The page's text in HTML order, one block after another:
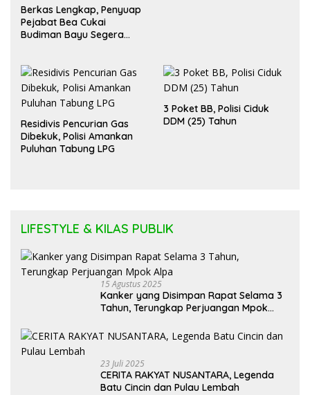
Berkas Lengkap, Penyuap
Pejabat Bea Cukai
Budiman Bayu Segera
Residivis Pencurian Gas
Dibekuk, Polisi Amankan
Puluhan Tabung LPG
3 Poket BB, Polisi Ciduk
DDM (25) Tahun
LIFESTYLE & KILAS PUBLIK
15 Agustus 2025
Kanker yang Disimpan Rapat Selama 3
Tahun, Terungkap Perjuangan Mpok
23 Juli 2025
CERITA RAKYAT NUSANTARA, Legenda
Batu Cincin dan Pulau Lembah